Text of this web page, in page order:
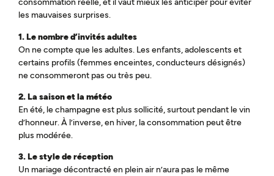
consommation réelle, et il vaut mieux les anticiper pour éviter
les mauvaises surprises.
1. Le nombre d’invités adultes
On ne compte que les adultes. Les enfants, adolescents et
certains profils (femmes enceintes, conducteurs désignés)
ne consommeront pas ou très peu.
2. La saison et la météo
En été, le champagne est plus sollicité, surtout pendant le vin
d’honneur. À l’inverse, en hiver, la consommation peut être
plus modérée.
3. Le style de réception
Un mariage décontracté en plein air n’aura pas le même